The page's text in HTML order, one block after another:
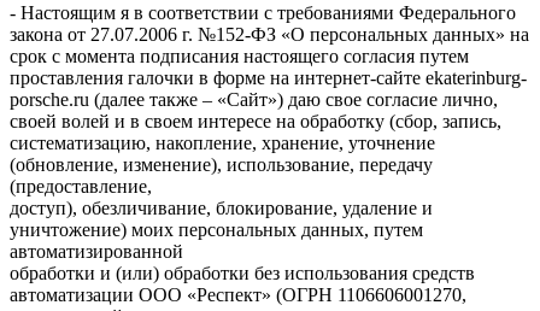
- Настоящим я в соответствии с требованиями Федерального
закона от 27.07.2006 г. №152-ФЗ «О персональных данных» на
срок с момента подписания настоящего согласия путем
проставления галочки в форме на интернет-сайте ekaterinburg-
porsche.ru (далее также – «Сайт») даю свое согласие лично,
своей волей и в своем интересе на обработку (сбор, запись,
систематизацию, накопление, хранение, уточнение
(обновление, изменение), использование, передачу
(предоставление,
доступ), обезличивание, блокирование, удаление и
уничтожение) моих персональных данных, путем
автоматизированной
обработки и (или) обработки без использования средств
автоматизации ООО «Респект» (ОГРН 1106606001270,